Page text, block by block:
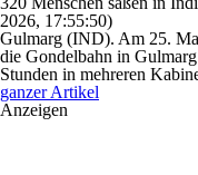
2026, 17:55:50)
Gulmarg (IND). Am 25.
die Gondelbahn in
Stunden in mehreren
ganzer Artikel
Anzeigen